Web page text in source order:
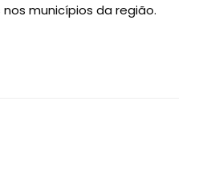
municípios da região.